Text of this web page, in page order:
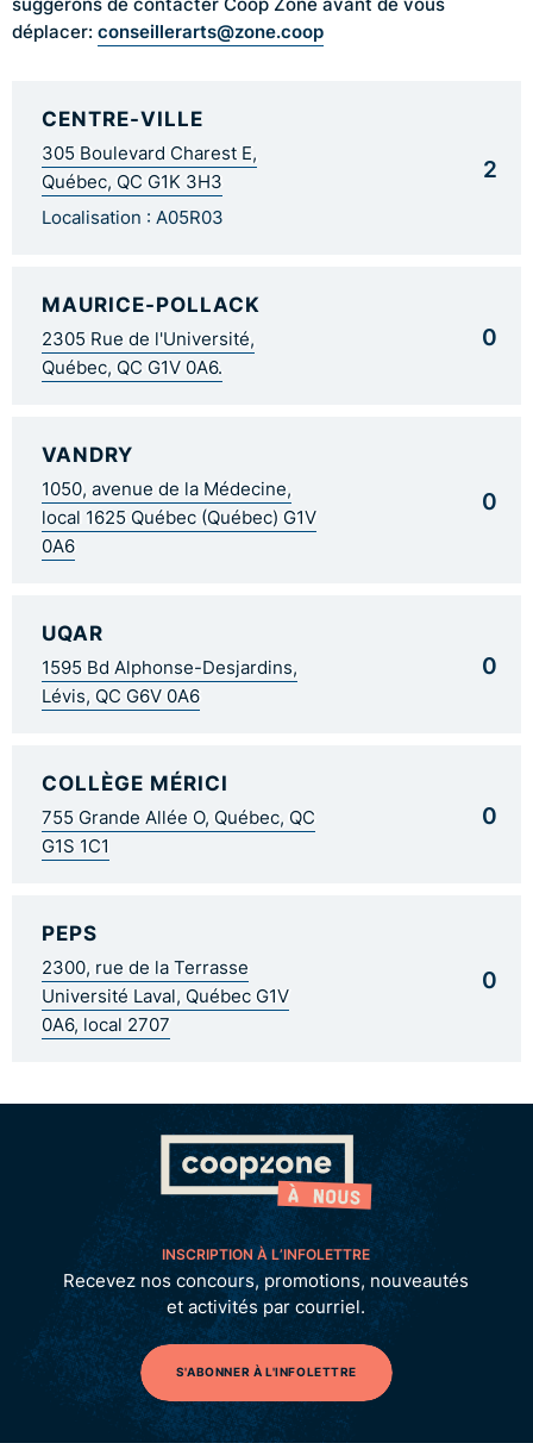
déplacer: conseillerarts@zone.coop
CENTRE-VILLE
305 Boulevard Charest E,
Québec, QC G1K 3H3
Localisation : A05R03
2
MAURICE-POLLACK
2305 Rue de l'Université,
Québec, QC G1V 0A6.
0
VANDRY
1050, avenue de la Médecine,
local 1625 Québec (Québec) G1V
0A6
0
UQAR
1595 Bd Alphonse-Desjardins,
Lévis, QC G6V 0A6
0
COLLÈGE MÉRICI
755 Grande Allée O, Québec, QC
G1S 1C1
0
PEPS
2300, rue de la Terrasse
Université Laval, Québec G1V
0A6, local 2707
0
INSCRIPTION À L’INFOLETTRE
Recevez nos concours, promotions, nouveautés
et activités par courriel.
S'ABONNER À L'INFOLETTRE